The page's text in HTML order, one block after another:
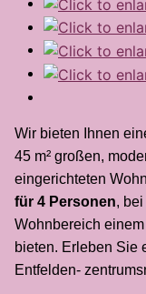
Wir bieten Ihnen
45 m² großen,
eingerichteten
für 4 Personen,
Wohnbereich
bieten. Erleben Sie
Entfelden-